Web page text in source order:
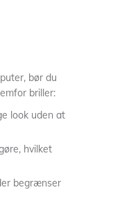
bør du
briller:
look uden at
hvilket
begrænser